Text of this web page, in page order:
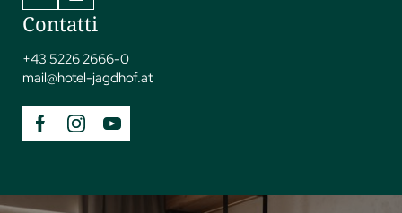
Contatti
+43 5226 2666-0
mail@hotel-jagdhof.at